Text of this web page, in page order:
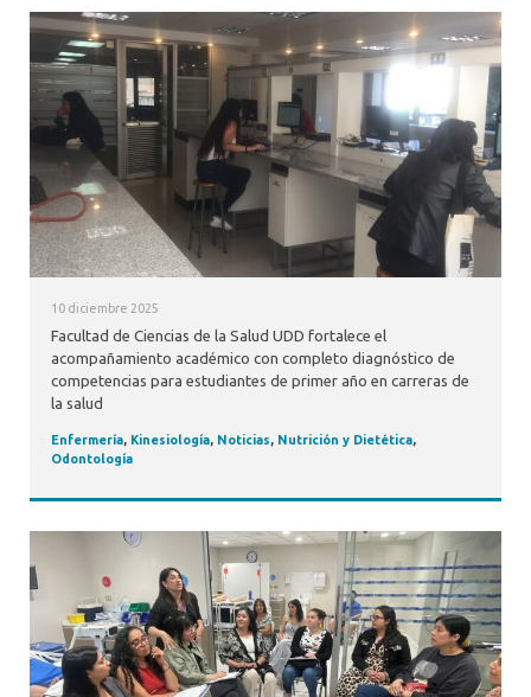
10 diciembre 2025
Facultad de Ciencias de la Salud UDD fortalece el
acompañamiento académico con completo diagnóstico de
competencias para estudiantes de primer año en carreras de
la salud
Enfermería, Kinesiología, Noticias, Nutrición y Dietética,
Odontología